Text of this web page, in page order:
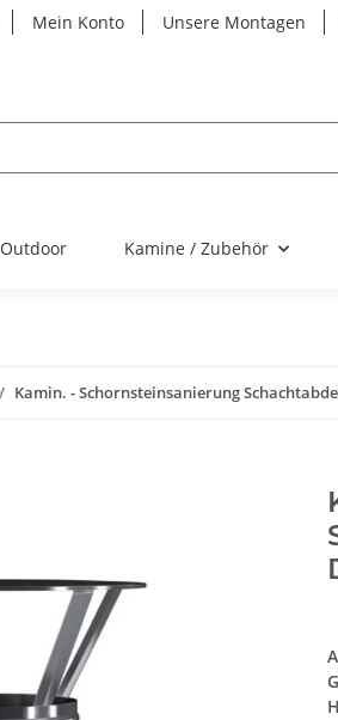
Mein Konto Unsere Montagen
Outdoor Kamine / Zubehör
Kamin. - Schornsteinsanierung